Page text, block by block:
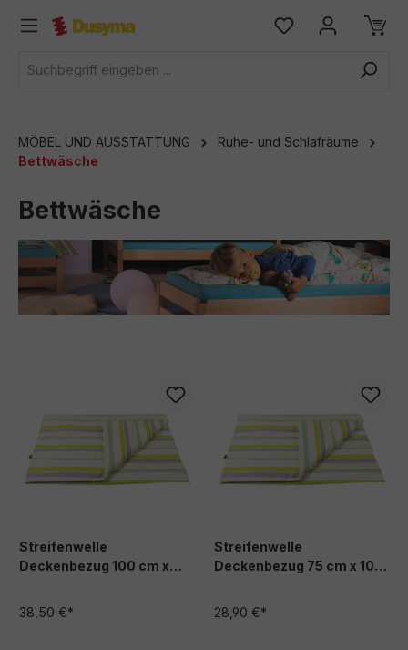
springen
MÖBEL UND AUSSTATTUNG
Ruhe- und Schlafräume
Bettwäsche
Bettwäsche
Streifenwelle
Deckenbezug 100 cm x
38,50 €*
Streifenwelle
Deckenbezug 75 cm x 100
28,90 €*